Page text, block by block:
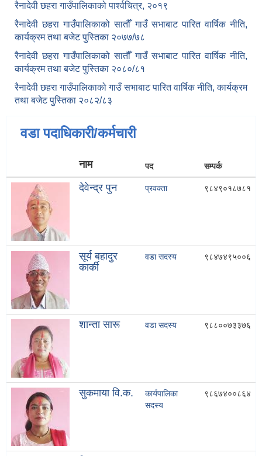
रैनादेवी छहरा गाउँपालिकाको पार्श्वचित्र, २०१९
रैनादेवी छहरा गाउँपालिकाको सातौँ गाउँ सभाबाट पारित वार्षिक नीति,
कार्यक्रम तथा बजेट पुस्तिका २०७७/७८
रैनादेवी छहरा गाउँपालिकाको सातौँ गाउँ सभाबाट पारित वार्षिक नीति,
कार्यक्रम तथा बजेट पुस्तिका २०८०/८१
रैनादेवी छहरा गाउँपालिकाको गाउँ सभाबाट पारित वार्षिक नीति, कार्यक्रम
तथा बजेट पुस्तिका २०८२/८३
वडा पदाधिकारी/कर्मचारी
नाम पद सम्पर्क
देवेन्द्र पुन प्रवक्ता ९८४९०१८७८१
सूर्य बहादुर
कार्की
वडा सदस्य ९८४७४९५००६
शान्ता सारू वडा सदस्य ९८८००७३३७६
सुकमाया वि.क.
कार्यपालिका
सदस्य
९८६७४००८६४